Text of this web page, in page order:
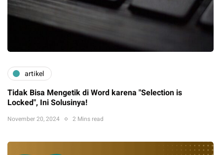
artikel
Tidak Bisa Mengetik di Word karena "Selection is
Locked", Ini Solusinya!
November 20, 2024 2 Mins read